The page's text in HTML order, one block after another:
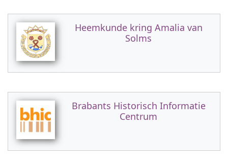
Heemkunde kring Amalia van
Solms
Brabants Historisch Informatie
Centrum